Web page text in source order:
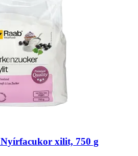
Nyírfacukor xilit, 750 g